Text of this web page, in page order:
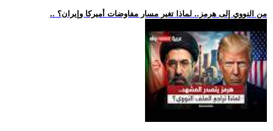
.. من النووي إلى هرمز.. لماذا تغير مسار مفاوضات أميركا وإيران؟